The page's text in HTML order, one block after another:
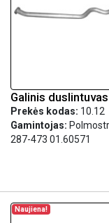
Galinis duslintuvas
Prekės kodas: 10.12
Gamintojas:
287-473 01.60571
Naujiena!